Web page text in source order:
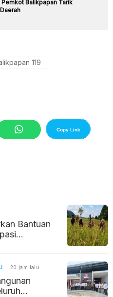
Balikpapan Tarik
119
Copy Link
Bantuan
20 jam lalu